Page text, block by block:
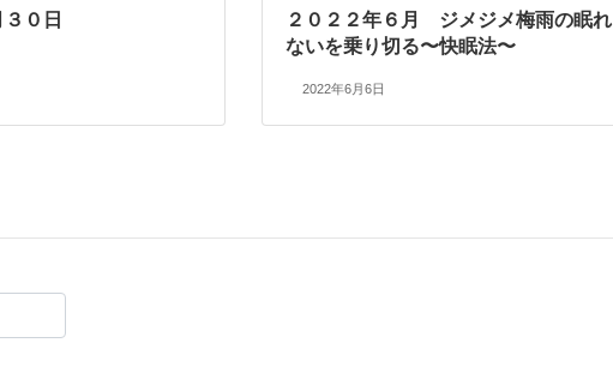
０日
２０２２年６月 ジメジメ梅雨の眠れ
ないを乗り切る〜快眠法〜
2022年6月6日